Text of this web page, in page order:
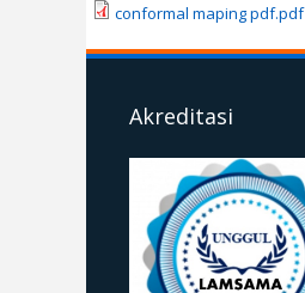
conformal maping pdf.pdf
Akreditasi